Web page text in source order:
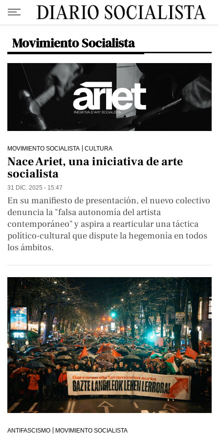
Movimiento Socialista
MOVIMIENTO SOCIALISTA CULTURA
Nace Ariet, una iniciativa de arte
socialista
31 DIC. 2025 - 15:47
En su manifiesto de presentación, el nuevo colectivo
denuncia la "falsa autonomía del artista
contemporáneo" y aspira a rearticular una táctica
político-cultural que dispute la hegemonía en todos
los ámbitos.
ANTIFASCISMO MOVIMIENTO SOCIALISTA